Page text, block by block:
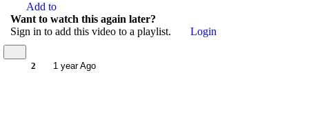
Add to
Want to watch this again later?
Sign in to add this video to a playlist.
Login
2 1 year Ago